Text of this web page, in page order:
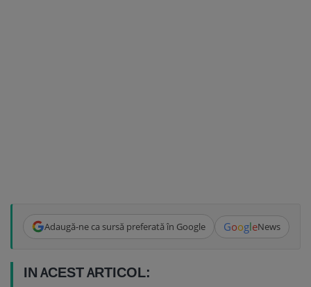
Adaugă-ne ca sursă preferată în Google GoogleNews
IN ACEST ARTICOL: